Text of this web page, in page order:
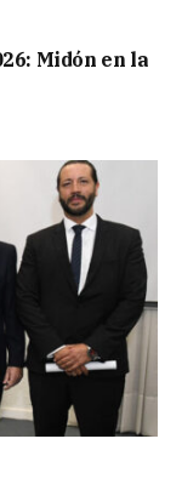
Midón en la